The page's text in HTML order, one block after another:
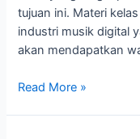
tujuan ini. Materi
industri musik digital
akan mendapatkan
Read More »